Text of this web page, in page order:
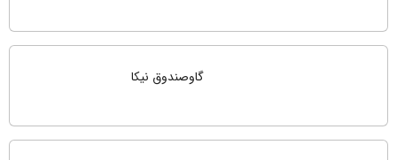
گاوصندوق نیکا